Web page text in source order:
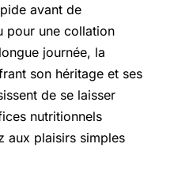
avant de
pour une collation
journée, la
son héritage et ses
de se laisser
nutritionnels
aux plaisirs simples